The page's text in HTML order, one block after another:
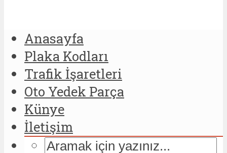
Anasayfa
Plaka Kodları
Trafik İşaretleri
Oto Yedek Parça
Künye
İletişim